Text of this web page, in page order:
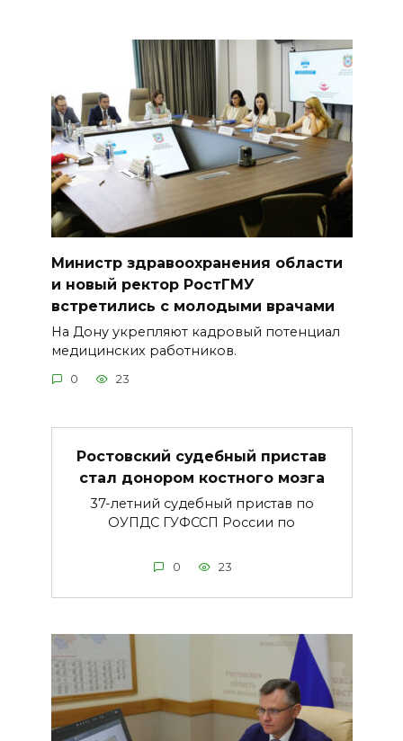
Министр здравоохранения области
и новый ректор РостГМУ
встретились с молодыми врачами
На Дону укрепляют кадровый потенциал
медицинских работников.
0 23
Ростовский судебный пристав
стал донором костного мозга
37-летний судебный пристав по
ОУПДС ГУФССП России по
0 23